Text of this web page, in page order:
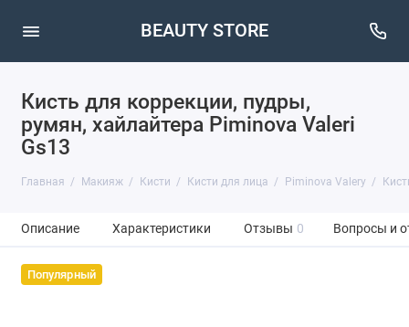
BEAUTY STORE
Кисть для коррекции, пудры,
румян, хайлайтера Piminova Valeri
Gs13
Главная Макияж Кисти Кисти для лица Piminova Valery
Описание Характеристики Отзывы 0 Вопросы и
Популярный